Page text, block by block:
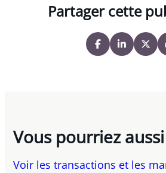
Partager cette
Vous pourriez
Voir les transactions et les